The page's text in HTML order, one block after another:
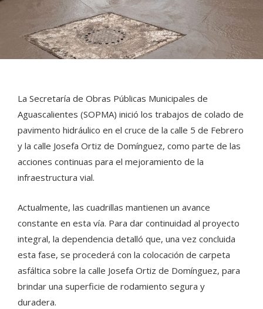
La Secretaría de Obras Públicas Municipales de
Aguascalientes (SOPMA) inició los trabajos de colado de
pavimento hidráulico en el cruce de la calle 5 de Febrero
y la calle Josefa Ortiz de Domínguez, como parte de las
acciones continuas para el mejoramiento de la
infraestructura vial.
Actualmente, las cuadrillas mantienen un avance
constante en esta vía. Para dar continuidad al proyecto
integral, la dependencia detalló que, una vez concluida
esta fase, se procederá con la colocación de carpeta
asfáltica sobre la calle Josefa Ortiz de Domínguez, para
brindar una superficie de rodamiento segura y
duradera.